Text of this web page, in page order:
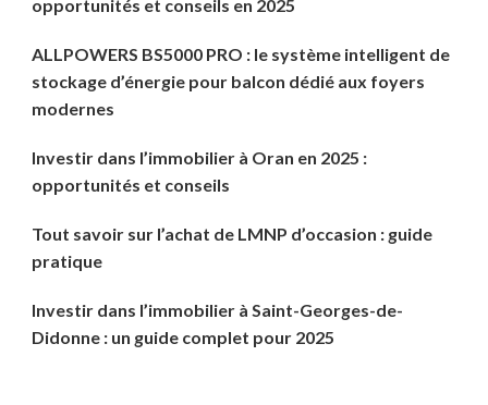
opportunités et conseils en 2025
ALLPOWERS BS5000 PRO : le système intelligent de
stockage d’énergie pour balcon dédié aux foyers
modernes
Investir dans l’immobilier à Oran en 2025 :
opportunités et conseils
Tout savoir sur l’achat de LMNP d’occasion : guide
pratique
Investir dans l’immobilier à Saint-Georges-de-
Didonne : un guide complet pour 2025